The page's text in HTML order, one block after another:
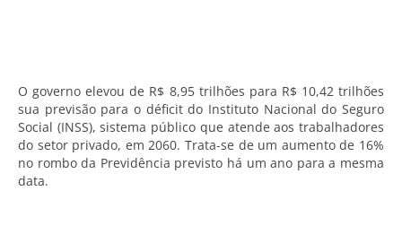
O governo elevou de R$ 8,95 trilhões para R$ 10,42 trilhões
sua previsão para o déficit do Instituto Nacional do Seguro
Social (INSS), sistema público que atende aos trabalhadores
do setor privado, em 2060. Trata-se de um aumento de 16%
no rombo da Previdência previsto há um ano para a mesma
data.